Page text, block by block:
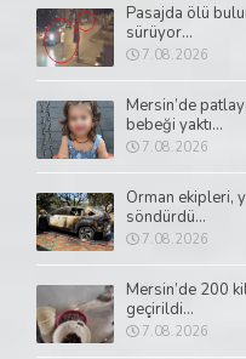
Pasajda ölü
sürüyor...
7.08.2026
Mersin’de
bebeği yaktı...
7.08.2026
Orman ekipleri,
söndürdü...
7.08.2026
Mersin’de 200
geçirildi...
7.08.2026